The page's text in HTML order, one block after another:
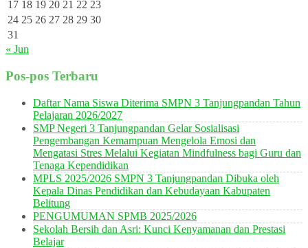
17 18 19 20 21 22 23
24 25 26 27 28 29 30
31
« Jun
Pos-pos Terbaru
Daftar Nama Siswa Diterima SMPN 3 Tanjungpandan Tahun
Pelajaran 2026/2027
SMP Negeri 3 Tanjungpandan Gelar Sosialisasi
Pengembangan Kemampuan Mengelola Emosi dan
Mengatasi Stres Melalui Kegiatan Mindfulness bagi Guru dan
Tenaga Kependidikan
MPLS 2025/2026 SMPN 3 Tanjungpandan Dibuka oleh
Kepala Dinas Pendidikan dan Kebudayaan Kabupaten
Belitung
PENGUMUMAN SPMB 2025/2026
Sekolah Bersih dan Asri: Kunci Kenyamanan dan Prestasi
Belajar